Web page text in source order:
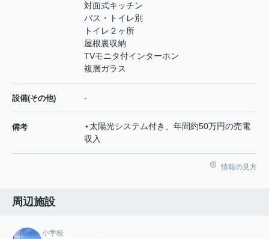
対面式キッチン
バス・トイレ別
トイレ２ヶ所
屋根裏収納
TVモニタ付インターホン
複層ガラス
設備(その他) -
備考
⋆太陽光システム付き、年間約50万円の売電
収入
情報の見方
周辺施設
小学校